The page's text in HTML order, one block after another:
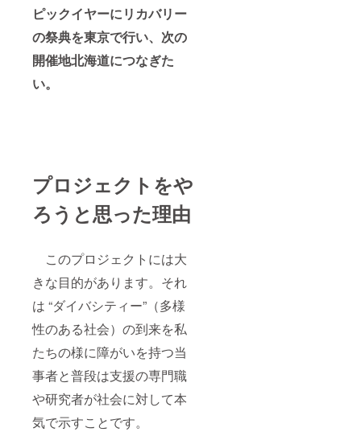
ピックイヤーにリカバリー
の祭典を東京で行い、次の
開催地北海道につなぎた
い。
プロジェクトをや
ろうと思った理由
このプロジェクトには大
きな目的があります。それ
は “ダイバシティー”（多様
性のある社会）の到来を私
たちの様に障がいを持つ当
事者と普段は支援の専門職
や研究者が社会に対して本
気で示すことです。